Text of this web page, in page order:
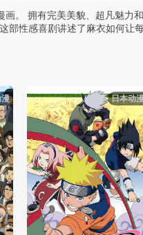
。 拥有完美美貌、超凡魅
性感喜剧讲述了麻衣如何让
日本动